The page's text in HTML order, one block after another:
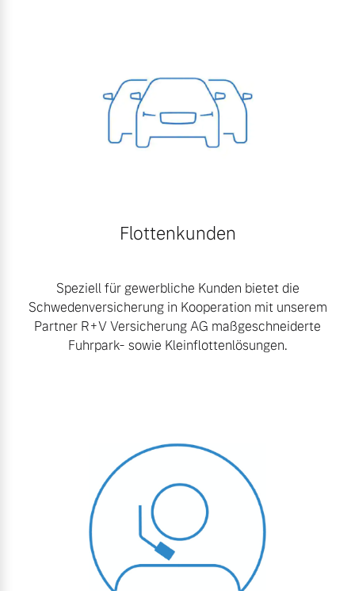
Flottenkunden
Speziell für gewerbliche Kunden bietet die
Schwedenversicherung in Kooperation mit unserem
Partner R+V Versicherung AG maßgeschneiderte
Fuhrpark- sowie Kleinflottenlösungen.